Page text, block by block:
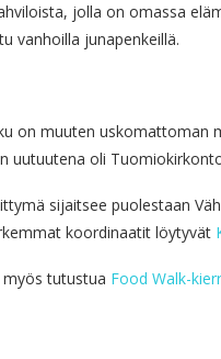
jolla on omassa
vanhoilla junapenkeillä.
on muuten
uutuutena oli
sijaitsee puolestaan
koordinaatit löytyvät
tutustua Food Walk-